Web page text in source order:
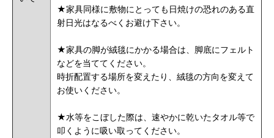
★家具同様に敷物にとっても日焼けの恐れのある直
射日光はなるべくお避け下さい。
★家具の脚が絨毯にかかる場合は、脚底にフェルト
などを当ててください。
時折配置する場所を変えたり、絨毯の方向を変えて
お使いください。
★水等をこぼした際は、速やかに乾いたタオル等で
叩くように吸い取ってください。